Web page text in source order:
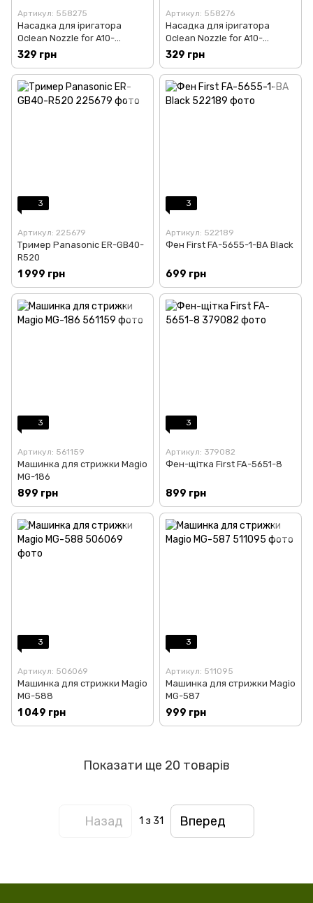
Артикул: 558275
Насадка для іригатора
Oclean Nozzle for A10-
Orthodontics 2 шт
(6970810556131)
329 грн
Артикул: 558276
Насадка для іригатора
Oclean Nozzle for A10-
Standard 2 шт
(6970810556148)
329 грн
3
Артикул: 225679
Тример Panasonic ER-GB40-
R520
1 999 грн
3
Артикул: 522189
Фен First FA-5655-1-BA Black
699 грн
3
Артикул: 561159
Машинка для стрижки Magio
MG-186
899 грн
3
Артикул: 379082
Фен-щітка First FA-5651-8
899 грн
3
Артикул: 506069
Машинка для стрижки Magio
MG-588
1 049 грн
3
Артикул: 511095
Машинка для стрижки Magio
MG-587
999 грн
Показати ще 20 товарів
Назад 1 з 31 Вперед